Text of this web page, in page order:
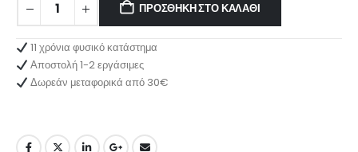
ΠΡΟΣΘΉΚΗ ΣΤΟ ΚΑΛΆΘΙ
11 χρόνια φυσικό κατάστημα
Αποστολή 1-2 εργάσιμες
Δωρεάν μεταφορικά από 30€